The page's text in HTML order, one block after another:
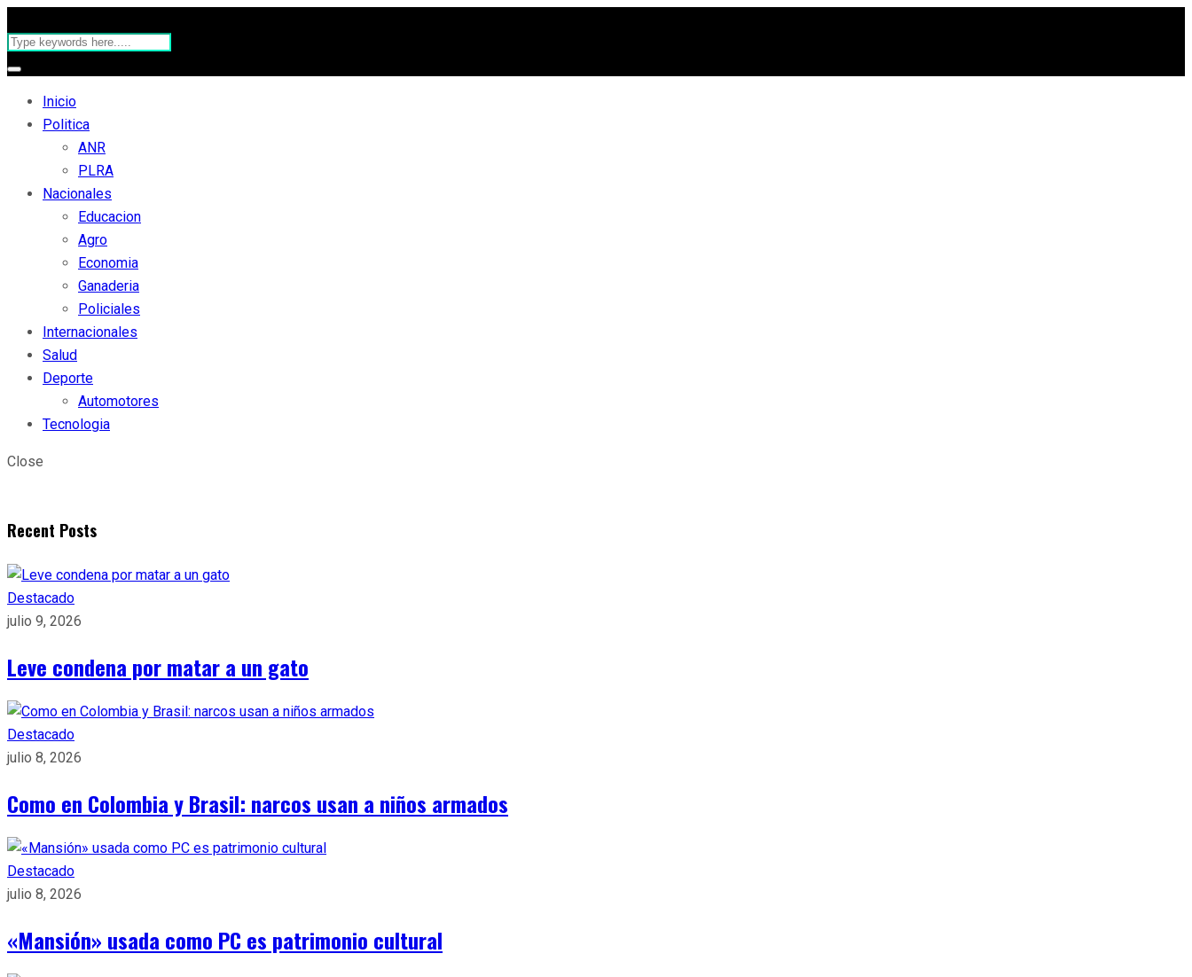
Inicio
Politica
ANR
PLRA
Nacionales
Educacion
Agro
Economia
Ganaderia
Policiales
Internacionales
Salud
Deporte
Automotores
Tecnologia
Close
Recent Posts
Destacado
julio 9, 2026
Leve condena por matar a un gato
Destacado
julio 8, 2026
Como en Colombia y Brasil: narcos usan a niños armados
Destacado
julio 8, 2026
«Mansión» usada como PC es patrimonio cultural